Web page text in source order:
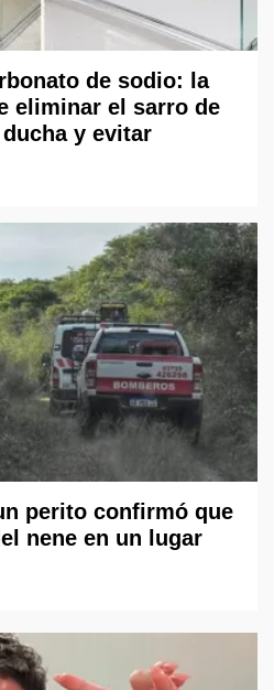
de sodio: la
eliminar el sarro de
y evitar
perito confirmó que
nene en un lugar